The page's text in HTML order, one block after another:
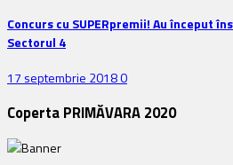
Concurs cu SUPERpremii! Au început
Sectorul 4
17 septembrie 20180
Coperta PRIMĂVARA 2020